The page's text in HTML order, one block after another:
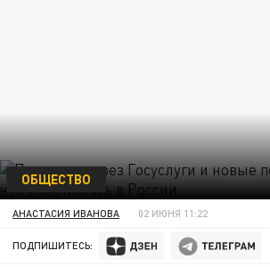
ОБЩЕСТВО
АНАСТАСИЯ ИВАНОВА 02 ИЮНЯ 11:22
ПОДПИШИТЕСЬ: